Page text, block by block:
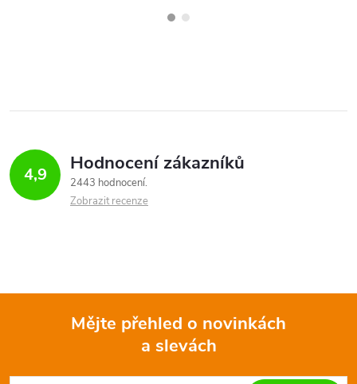
4,9 Hodnocení zákazníků
2443 hodnocení
Zobrazit recenze
Mějte přehled o novinkách
a slevách